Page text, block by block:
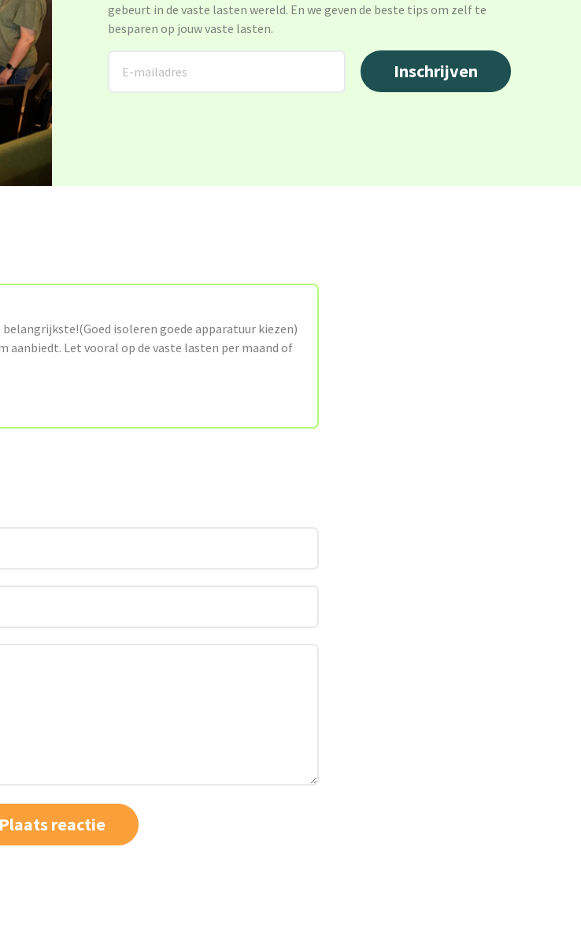
gebeurt in de vaste lasten wereld. En we geven de beste tips om zelf te
besparen op jouw vaste lasten.
isoleren goede apparatuur kiezen)
aanbiedt. Let vooral op de vaste lasten per maand of